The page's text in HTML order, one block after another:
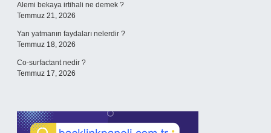
Alemi bekaya irtihali ne demek ?
Temmuz 21, 2026
Yan yatmanın faydaları nelerdir ?
Temmuz 18, 2026
Co-surfactant nedir ?
Temmuz 17, 2026